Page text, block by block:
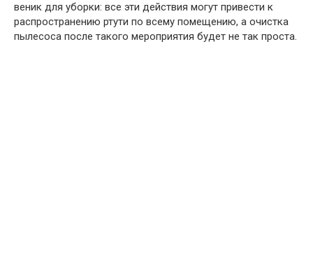
веник для уборки: все эти действия могут привести к
распространению ртути по всему помещению, а очистка
пылесоса после такого мероприятия будет не так проста.